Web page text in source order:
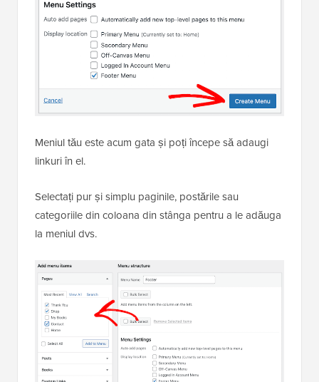
Meniul tău este acum gata și poți începe să adaugi
linkuri în el.
Selectați pur și simplu paginile, postările sau
categoriile din coloana din stânga pentru a le adăuga
la meniul dvs.